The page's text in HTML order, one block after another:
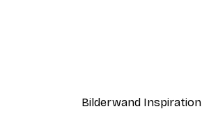
Bilderwand Inspiration